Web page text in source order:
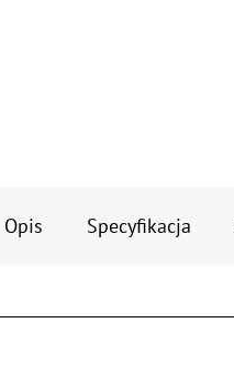
Opis Specyfikacja